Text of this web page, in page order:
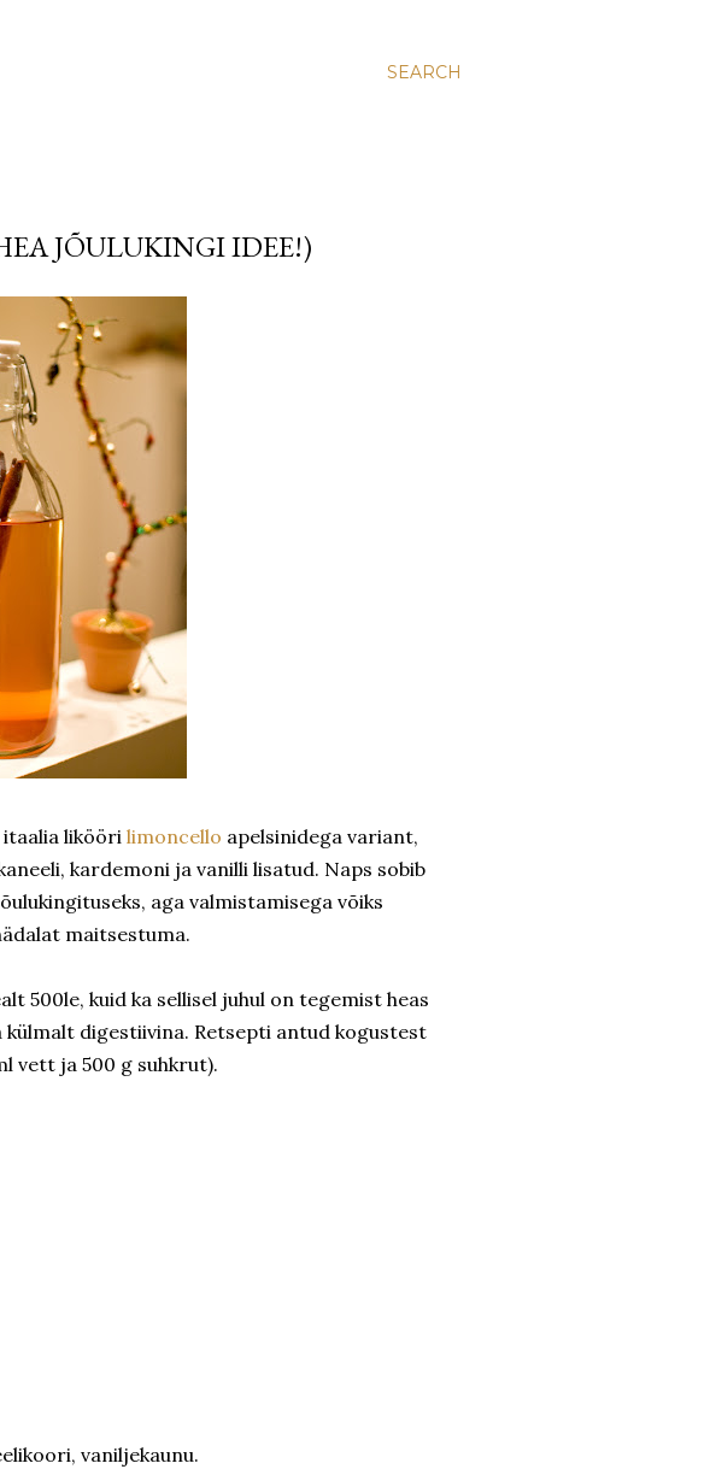
SEARCH
JÕULUKINGI IDEE!)
itaalia likööri limoncello apelsinidega variant,
kardemoni ja vanilli lisatud. Naps sobib
aga valmistamisega võiks
maitsestuma.
500le, kuid ka sellisel juhul on tegemist heas
digestiivina. Retsepti antud kogustest
vett ja 500 g suhkrut).
vaniljekaunu.